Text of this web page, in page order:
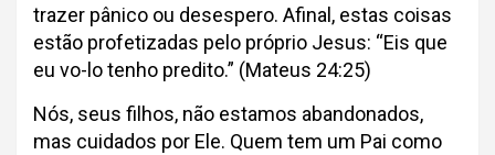
trazer pânico ou desespero. Afinal, estas coisas
estão profetizadas pelo próprio Jesus: “Eis que
eu vo-lo tenho predito.” (Mateus 24:25)
Nós, seus filhos, não estamos abandonados,
mas cuidados por Ele. Quem tem um Pai como